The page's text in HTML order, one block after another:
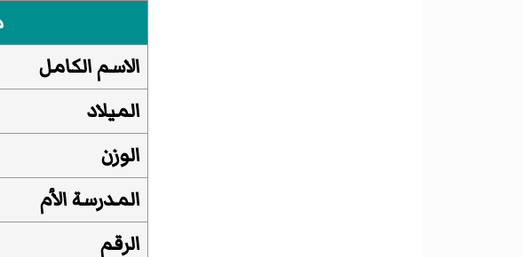
الاسم الكامل
الميلاد
الوزن
المدرسة الأم
الرقم